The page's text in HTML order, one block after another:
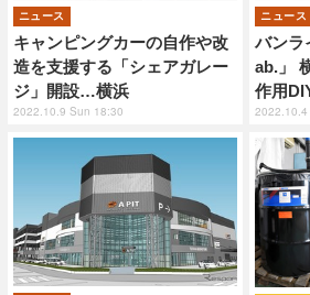
キャンピングカーの自作や改
造を支援する「シェアガレー
ジ」開設…横浜
ニュース
2022.10.9 Sun 18:30
バンラ
ab.」
作用
ニュース